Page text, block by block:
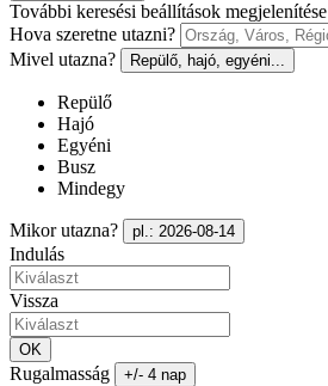
További keresési beállítások megjelenítése
Hova szeretne utazni?
Mivel utazna?
Repülő, hajó, egyéni...
Repülő
Hajó
Egyéni
Busz
Mindegy
Mikor utazna? pl.: 2026-08-14
Indulás
Vissza
OK
Rugalmasság +/- 4 nap